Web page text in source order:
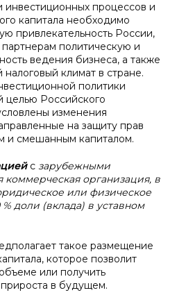
инвестиционных процессов и
капитала необходимо
привлекательность России,
политическую и
ведения бизнеса, а также
климат в стране.
политики
целью Российского
изменения
на защиту прав
и смешанным капиталом.
с зарубежными
коммерческая организация, в
или физическое
доли (вклада) в уставном
такое размещение
которое позволит
или получить
в будущем.